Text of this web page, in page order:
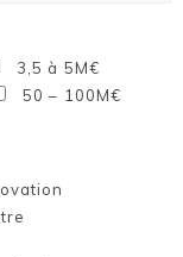
3,5 à 5M€
50 – 100M€